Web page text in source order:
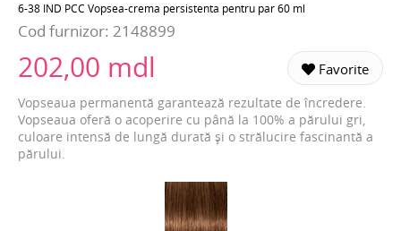
6-38 IND PCC Vopsea-crema persistenta pentru par 60 ml
Cod furnizor: 2148899
202,00 mdl Favorite
Vopseaua permanentă garantează rezultate de încredere.
Vopseaua oferă o acoperire cu până la 100% a părului gri,
culoare intensă de lungă durată și o strălucire fascinantă a
părului.